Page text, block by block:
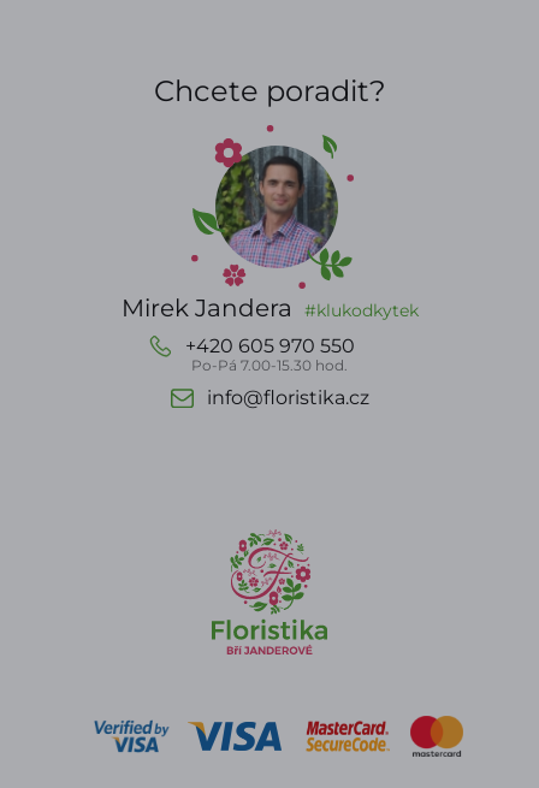
Chcete poradit?
Mirek Jandera #klukodkytek
+420 605 970 550
Po-Pá 7.00-15.30 hod.
info@floristika.cz